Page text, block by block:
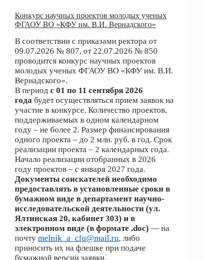
Конкурс научных проектов молодых ученых
ФГАОУ ВО «КФУ им. В.И. Вернадского»
В соответствии с приказами ректора от
09.07.2026 № 807, от 22.07.2026 № 850
проводится конкурс научных проектов
молодых ученых ФГАОУ ВО «КФУ им. В.И.
Вернадского».
В период с 01 по 11 сентября 2026
года будет осуществляться прием заявок на
участие в конкурсе. Количество проектов,
поддерживаемых в одном календарном
году – не более 2. Размер финансирования
одного проекта – до 2 млн. руб. в год. Срок
реализации проекта – 2 календарных года.
Начало реализации отобранных в 2026
году проектов – с января 2027 года.
Документы соискателей необходимо
предоставлять в установленные сроки в
бумажном виде в департамент научно-
исследовательской деятельности (ул.
Ялтинская 20, кабинет 303) и в
электронном виде (в формате .doc) — на
почту melnik_a_cfu@mail.ru, либо
приносить их на флешке при подаче
бумажной версии заявки.